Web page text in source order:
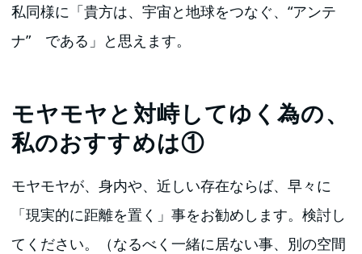
私同様に「貴方は、宇宙と地球をつなぐ、“アンテ
ナ” である」と思えます。
モヤモヤと対峙してゆく為の、
私のおすすめは①
モヤモヤが、身内や、近しい存在ならば、早々に
「現実的に距離を置く」事をお勧めします。検討し
てください。（なるべく一緒に居ない事、別の空間